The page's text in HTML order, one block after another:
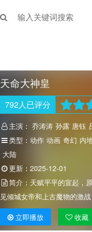
天命大神皇
792人已评分
主演： 乔涛涛 孙露 唐钰
类型： 动作 动画 奇幻 内
大陆
更新： 2025-12-01
简介： 天赋平平的宣起，
见倾城女帝和上古魔物的激
立即播放 收藏